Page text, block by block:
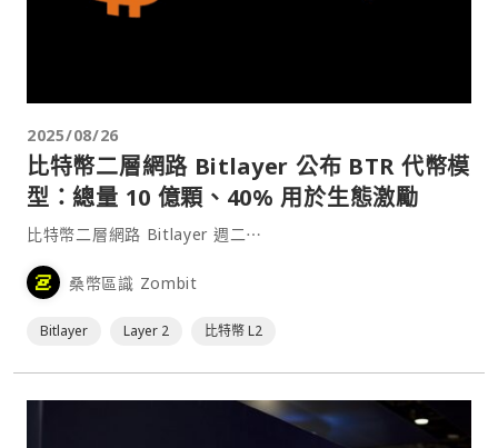
2025/08/26
比特幣二層網路 Bitlayer 公布 BTR 代幣模
型：總量 10 億顆、40% 用於生態激勵
比特幣二層網路 Bitlayer 週二⋯
桑幣區識 Zombit
Bitlayer Layer 2 比特幣 L2